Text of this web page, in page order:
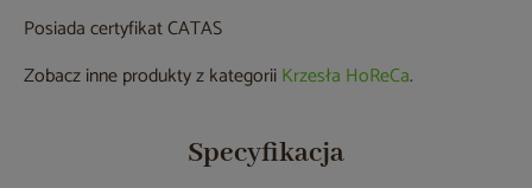
Posiada certyfikat CATAS
Zobacz inne produkty z kategoriiKrzesła HoReCa.
Specyfikacja